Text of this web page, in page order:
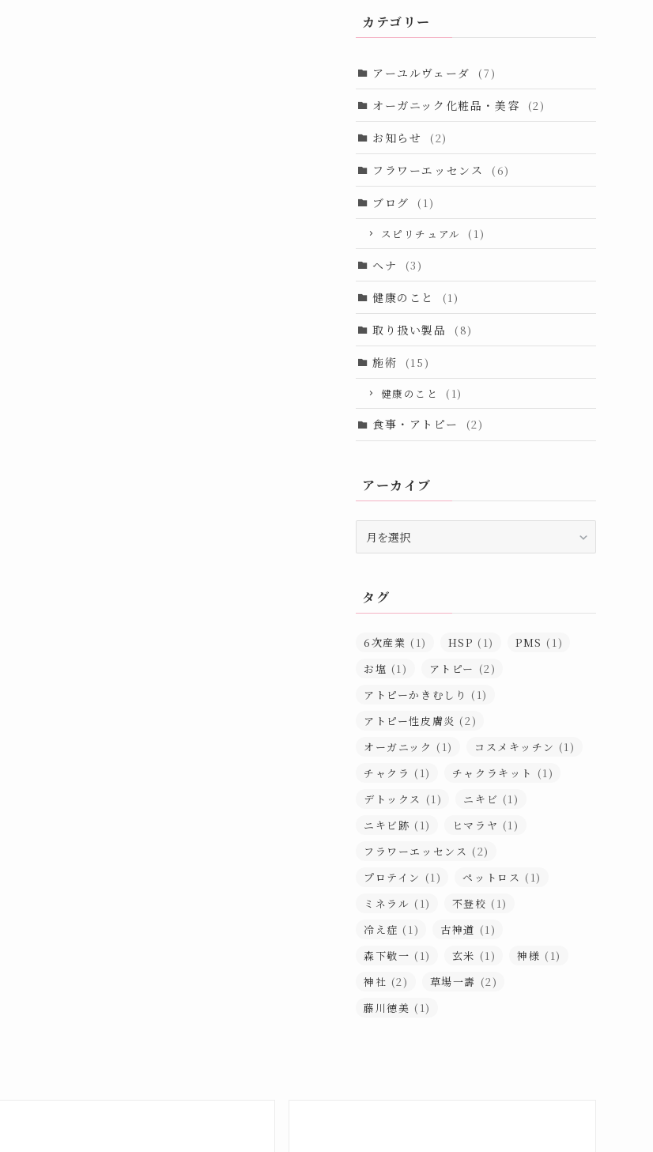
カテゴリー
アーユルヴェーダ (7)
オーガニック化粧品・美容 (2)
お知らせ (2)
フラワーエッセンス (6)
ブログ (1)
スピリチュアル (1)
ヘナ (3)
健康のこと (1)
取り扱い製品 (8)
施術 (15)
健康のこと (1)
食事・アトピー (2)
アーカイブ
ー
ブ
タグ
6次産業 (1) HSP (1) PMS (1)
お塩 (1) アトピー (2)
アトピーかきむしり (1)
アトピー性皮膚炎 (2)
オーガニック (1) コスメキッチン (1)
チャクラ (1) チャクラキット (1)
デトックス (1) ニキビ (1)
ニキビ跡 (1) ヒマラヤ (1)
フラワーエッセンス (2)
プロテイン (1) ペットロス (1)
ミネラル (1) 不登校 (1)
冷え症 (1) 古神道 (1)
森下敬一 (1) 玄米 (1) 神様 (1)
神社 (2) 草場一壽 (2)
藤川徳美 (1)